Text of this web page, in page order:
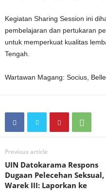
Kegiatan Sharing Session ini
pembelajaran dan pertukaran
untuk memperkuat kualitas
Tengah.
Wartawan Magang: Socius,
Previous article
UIN Datokarama Respons
Dugaan Pelecehan Seksual,
Warek III: Laporkan ke